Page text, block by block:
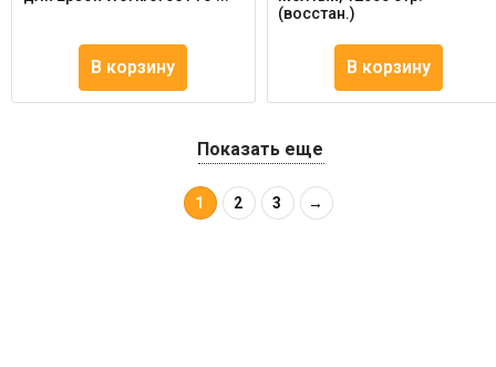
В корзину
(восстан.)
В корзину
Показать еще
1 2 3 →